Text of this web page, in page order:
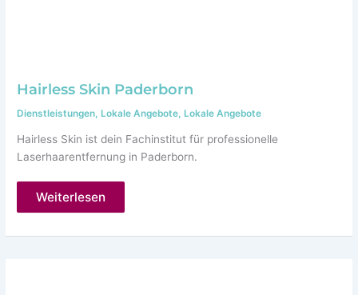
Hairless Skin Paderborn
Dienstleistungen ,Lokale Angebote ,Lokale Angebote
Hairless Skin ist dein Fachinstitut für professionelle
Laserhaarentfernung in Paderborn.
Hairless
Weiterlesen